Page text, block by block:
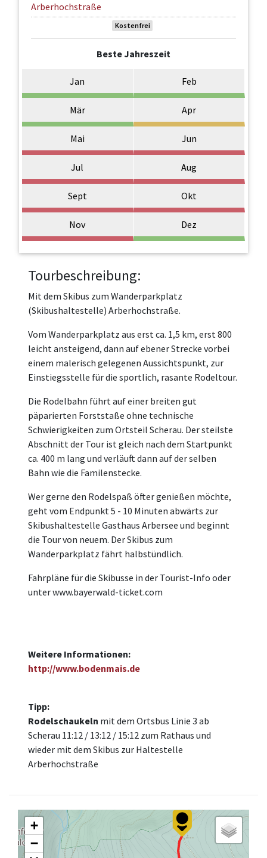
Arberhochstraße
Kostenfrei
Beste Jahreszeit
Jan Feb
Mär Apr
Mai Jun
Jul Aug
Sept Okt
Nov Dez
Tourbeschreibung:
Mit dem Skibus zum Wanderparkplatz
(Skibushaltestelle) Arberhochstraße.
Vom Wanderparkplatz aus erst ca. 1,5 km, erst 800
leicht ansteigend, dann auf ebener Strecke vorbei
einem malerisch gelegenen Aussichtspunkt, zur
Einstiegsstelle für die sportlich, rasante Rodeltour.
Die Rodelbahn führt auf einer breiten gut
päparierten Forststaße ohne technische
Schwierigkeiten zum Ortsteil Scherau. Der steilste
Abschnitt der Tour ist gleich nach dem Startpunkt
ca. 400 m lang und verläuft dann auf der selben
Bahn wie die Familenstecke.
Wer gerne den Rodelspaß öfter genießen möchte,
geht vom Endpunkt 5 - 10 Minuten abwärts zur
Skibushaltestelle Gasthaus Arbersee und beginnt
die Tour von neuem. Der Skibus zum
Wanderparkplatz fährt halbstündlich.
Fahrpläne für die Skibusse in der Tourist-Info oder
unter www.bayerwald-ticket.com
Weitere Informationen:
http://www.bodenmais.de
Tipp:
Rodelschaukeln mit dem Ortsbus Linie 3 ab
Scherau 11:12 / 13:12 / 15:12 zum Rathaus und
wieder mit dem Skibus zur Haltestelle
Arberhochstraße
+
−